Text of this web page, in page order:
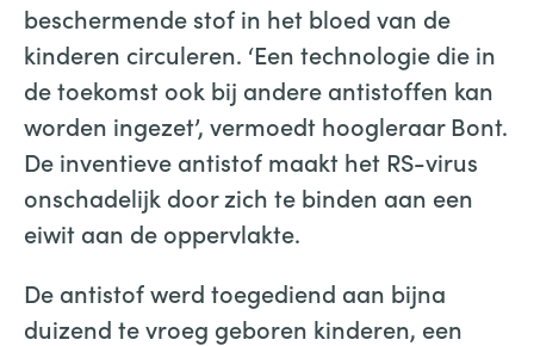
beschermende stof in het bloed van de
kinderen circuleren. ‘Een technologie die in
de toekomst ook bij andere antistoffen kan
worden ingezet’, vermoedt hoogleraar Bont.
De inventieve antistof maakt het RS-virus
onschadelijk door zich te binden aan een
eiwit aan de oppervlakte.
De antistof werd toegediend aan bijna
duizend te vroeg geboren kinderen, een